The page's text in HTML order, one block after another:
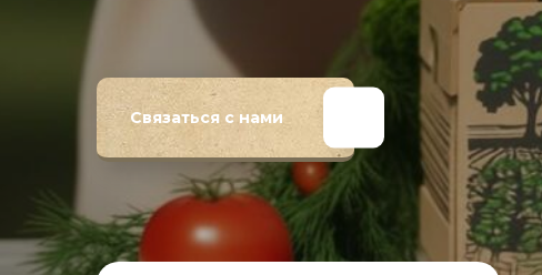
Связаться с нами